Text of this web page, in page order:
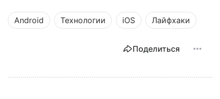
Android Технологии iOS Лайфхаки
Поделиться